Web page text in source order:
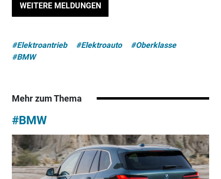
WEITERE MELDUNGEN
#Elektroantrieb #Elektroauto
#Oberklasse
#BMW
Mehr zum Thema
#BMW